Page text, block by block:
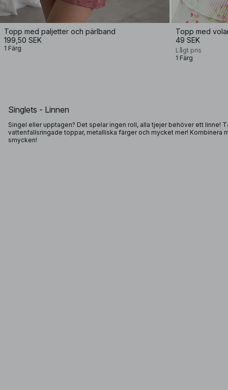
Topp med paljetter och pärlband
199,50 SEK
1 Färg
Topp med
49 SEK
Lågt pris
1 Färg
Singlets - Linnen
Singel eller upptagen? Det spelar ingen roll, alla tjejer behöver ett linne!
vattenfallsringade toppar, metalliska färger och mycket mer! Kombinera
smycken!